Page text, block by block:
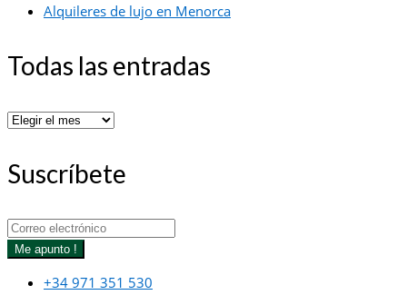
Alquileres de lujo en Menorca
Todas las entradas
Todas
entradas
Suscríbete
Me apunto !
+34 971 351 530